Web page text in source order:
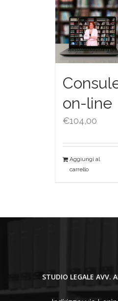
on-line
€104,00
Aggiungi al
carrello
STUDIO LEGALE AVV.